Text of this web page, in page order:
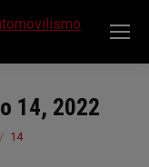
14, 2022
14